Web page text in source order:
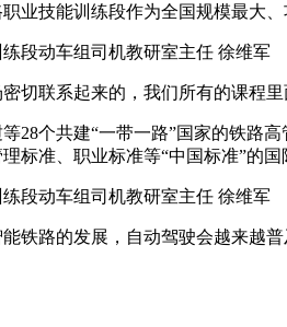
技能训练段作为全国规模最大、
动车组司机教研室主任 徐维军
联系起来的，我们所有的课程里
个共建“一带一路”国家的铁路高
标准、职业标准等“中国标准”的国
动车组司机教研室主任 徐维军
路的发展，自动驾驶会越来越普